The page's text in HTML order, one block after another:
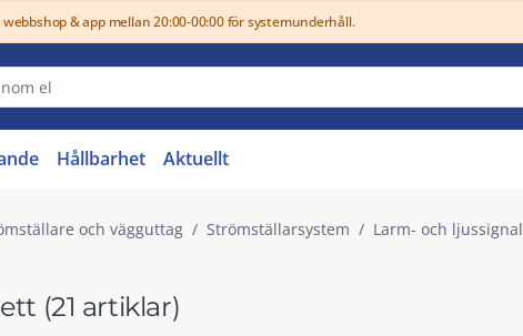
& app mellan 20:00-00:00 för systemunderhåll.
Hållbarhet Aktuellt
och vägguttag Strömställarsystem Larm- och ljussignal
(21 artiklar)